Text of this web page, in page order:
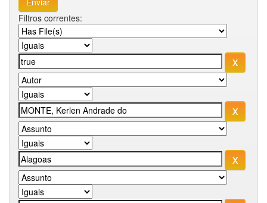
Filtros correntes: